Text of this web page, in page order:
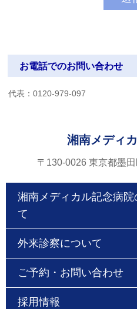
お電話でのお問い合わせ
代表：0120-979-097
湘南メディ
〒130-0026 東京都墨
湘南メディカル記念病
て
外来診察について
ご予約・お問い合わせ
採用情報